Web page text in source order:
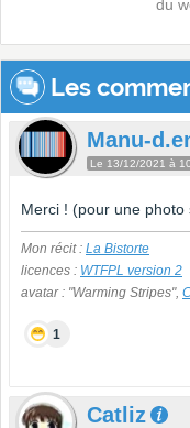
du
Les
Manu-
Le 13/12/2021 à
Merci ! (pour une photo
Mon récit : La Bistorte
licences : WTFPL version 2
avatar : "Warming Stripes",
1
Catliz